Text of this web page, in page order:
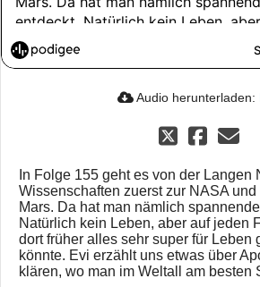
Audio herunterladen:
In Folge 155 geht es von der Langen
Wissenschaften zuerst zur NASA
Mars. Da hat man nämlich
Natürlich kein Leben, aber auf jeden
dort früher alles sehr super für Leben
könnte. Evi erzählt uns etwas über
klären, wo man im Weltall am besten